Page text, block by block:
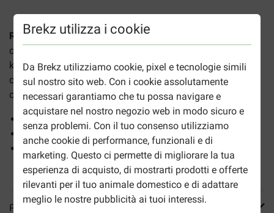
Brekz utilizza i cookie
Da Brekz utilizziamo cookie, pixel e tecnologie simili
sul nostro sito web. Con i cookie assolutamente
necessari garantiamo che tu possa navigare e
acquistare nel nostro negozio web in modo sicuro e
senza problemi. Con il tuo consenso utilizziamo
anche cookie di performance, funzionali e di
marketing. Questo ci permette di migliorare la tua
esperienza di acquisto, di mostrarti prodotti e offerte
rilevanti per il tuo animale domestico e di adattare
meglio le nostre pubblicità ai tuoi interessi.
Royal Canin Medium Adult per cane
cani di taglia media di peso compreso tra 11 kg e 25
kg con età compresa tra 12 mesi e 7 anni. Un pasto
completo e prelibato con molteplici benefici per il vostro
cane:
Rinforza le difese naturali
Favorisce la digestione
Da abbinare al cibo umido corrispondente, che puoi
ordinare
a parte qui sopra.
Più informazioni